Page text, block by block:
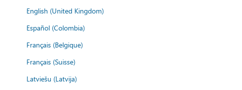
English (United Kingdom)
Español (Colombia)
Français (Belgique)
Français (Suisse)
Latviešu (Latvija)